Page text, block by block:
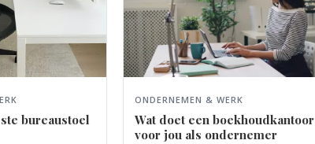
bureaustoel
ONDERNEMEN & WERK
Wat doet een boekhoudkantoor
voor jou als ondernemer